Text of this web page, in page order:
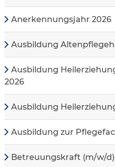
Anerkennungsjahr 2026
Ausbildung
Ausbildung
2026
Ausbildung
Ausbildung zur
Betreuungskraft (m/w/